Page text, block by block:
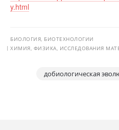
y.html
БИОЛОГИЯ, БИОТЕХНОЛОГИИ
ХИМИЯ, ФИЗИКА, ИССЛЕДОВАНИЯ
добиологическая